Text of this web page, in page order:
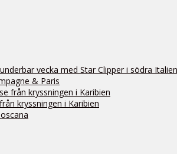
vecka med Star Clipper i södra Italien
& Paris
från kryssningen i Karibien
kryssningen i Karibien